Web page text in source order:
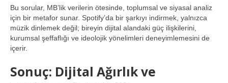
Bu sorular, MB’lik verilerin ötesinde, toplumsal ve siyasal analiz
için bir metafor sunar. Spotify’da bir şarkıyı indirmek, yalnızca
müzik dinlemek değil; bireyin dijital alandaki güç ilişkilerini,
kurumsal şeffaflığı ve ideolojik yönelimleri deneyimlemesini de
içerir.
Sonuç: Dijital Ağırlık ve